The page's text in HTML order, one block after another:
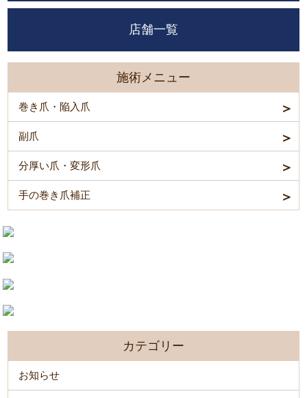
店舗一覧
施術メニュー
巻き爪・陥入爪
副爪
分厚い爪・変形爪
手の巻き爪補正
カテゴリー
お知らせ